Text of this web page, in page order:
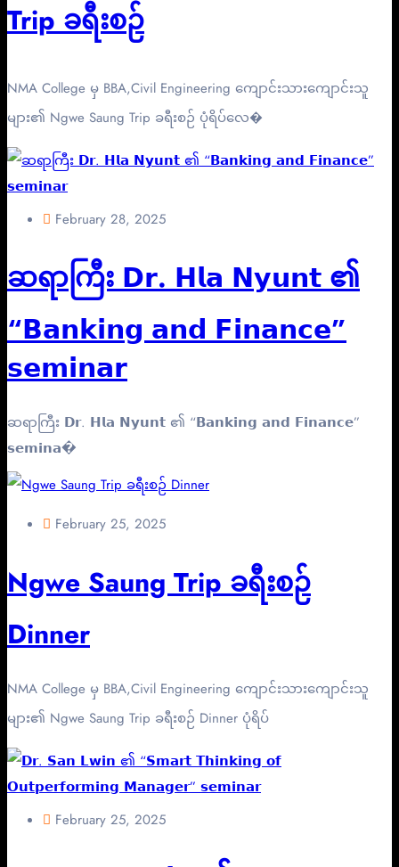
Trip ခရီးစဉ်
NMA College မှ BBA,Civil Engineering ကျောင်းသားကျောင်းသူ
များ၏ Ngwe Saung Trip ခရီးစဉ် ပုံရိပ်လေ�
February 28, 2025
ဆရာကြီး 𝗗𝗿. 𝗛𝗹𝗮 𝗡𝘆𝘂𝗻𝘁 ၏
“𝗕𝗮𝗻𝗸𝗶𝗻𝗴 𝗮𝗻𝗱 𝗙𝗶𝗻𝗮𝗻𝗰𝗲”
𝘀𝗲𝗺𝗶𝗻𝗮𝗿
ဆရာကြီး 𝗗𝗿. 𝗛𝗹𝗮 𝗡𝘆𝘂𝗻𝘁 ၏ “𝗕𝗮𝗻𝗸𝗶𝗻𝗴 𝗮𝗻𝗱 𝗙𝗶𝗻𝗮𝗻𝗰𝗲”
𝘀𝗲𝗺𝗶𝗻𝗮�
February 25, 2025
Ngwe Saung Trip ခရီးစဉ်
Dinner
NMA College မှ BBA,Civil Engineering ကျောင်းသားကျောင်းသူ
များ၏ Ngwe Saung Trip ခရီးစဉ် Dinner ပုံရိပ်
February 25, 2025